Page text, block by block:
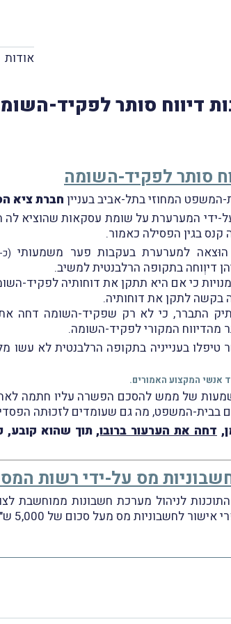
אודות
דיווח סותר לפקיד-
סותר לפקיד-השומה
חברת ציא
ידי המערערת על שומת עסקאות שהוציא לה
בגין הפסילה כאמור.
הוּצאה למערערת בעקבות פער משמעותי (כ-3 מיליון ש"ח)
דיוְוחה בתקופה הרלבנטית למשיב.
כי אם היא תתקן את דוחותיה לפקיד-
בקשה לתקן את דוחותיה.
התברר, כי לא רק שפקיד-השומה דחה
מהדיווח המקורי לפקיד-השומה.
בענייניה בתקופה הרלבנטית לא עשו
אנשי המקצוע האמורים.
של ממש להסכם הפשרה עליו חתמה
בבית-המשפט, מה גם שעומדים לזכוּתה
דחה את הערעור ברובו, תוך שהוא קובע,
מס על-ידי רשות
לניהול מערכת חשבונות ממוחשבת